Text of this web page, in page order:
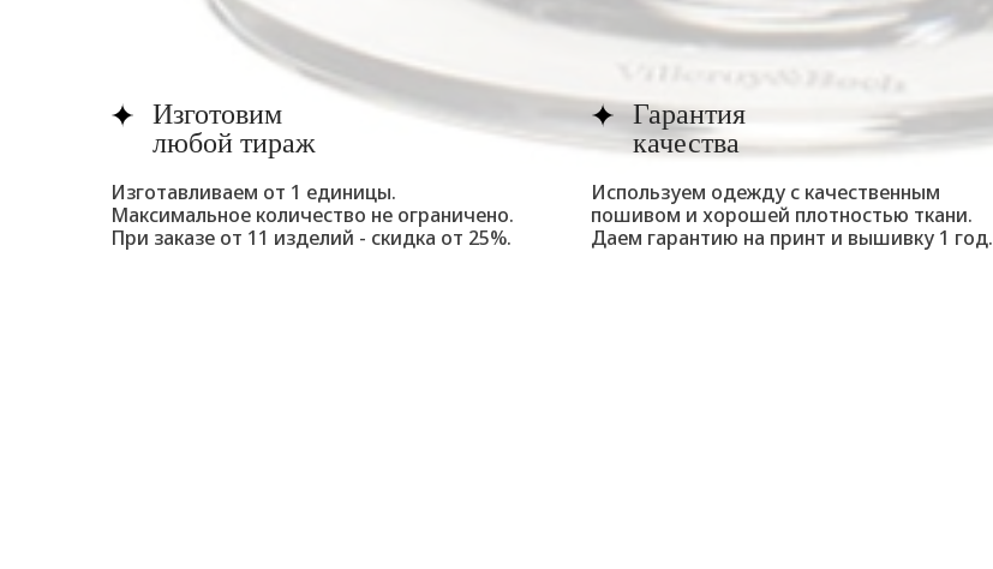
Изготовим
любой тираж
Изготавливаем от 1 единицы.
Максимальное количество не ограничено.
При заказе от 11 изделий - скидка от 25%.
Гарантия
качества
Используем одежду с качественным
пошивом и хорошей плотностью ткани.
Даем гарантию на принт и вышивку 1 год.